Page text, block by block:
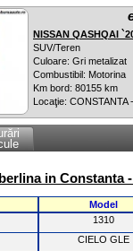
NISSAN QASHQAI
SUV/Teren
Culoare: Gri metalizat
Combustibil: Motorina
Km bord: 80155 km
Locaţie: CONSTANTA
in Constanta
Model
1310
CIELO GLE